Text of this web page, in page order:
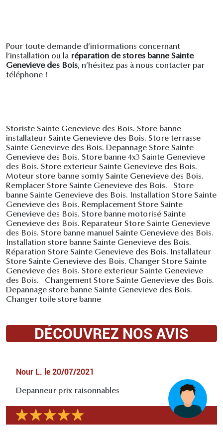
Pour toute demande d’informations concernant
l’installation ou la réparation de stores banne Sainte
Genevieve des Bois, n’hésitez pas à nous contacter par
téléphone !
Storiste Sainte Genevieve des Bois. Store banne
installateur Sainte Genevieve des Bois. Store terrasse
Sainte Genevieve des Bois. Depannage Store Sainte
Genevieve des Bois. Store banne 4x3 Sainte Genevieve
des Bois. Store exterieur Sainte Genevieve des Bois.
Moteur store banne somfy Sainte Genevieve des Bois.
Remplacer Store Sainte Genevieve des Bois. Store
banne Sainte Genevieve des Bois. Installation Store Sainte
Genevieve des Bois. Remplacement Store Sainte
Genevieve des Bois. Store banne motorisé Sainte
Genevieve des Bois. Reparateur Store Sainte Genevieve
des Bois. Store banne manuel Sainte Genevieve des Bois.
Installation store banne Sainte Genevieve des Bois.
Réparation Store Sainte Genevieve des Bois. Installateur
Store Sainte Genevieve des Bois. Changer Store Sainte
Genevieve des Bois. Store exterieur Sainte Genevieve
des Bois. Changement Store Sainte Genevieve des Bois.
Depannage store banne Sainte Genevieve des Bois.
Changer toile store banne
DÉCOUVREZ NOS AVIS
Nour L. le 20/07/2021
Depanneur prix raisonnables